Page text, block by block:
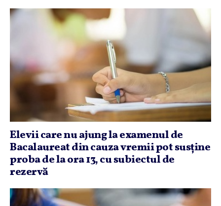
Elevii care nu ajung la examenul de
Bacalaureat din cauza vremii pot susţine
proba de la ora 13, cu subiectul de
rezervă